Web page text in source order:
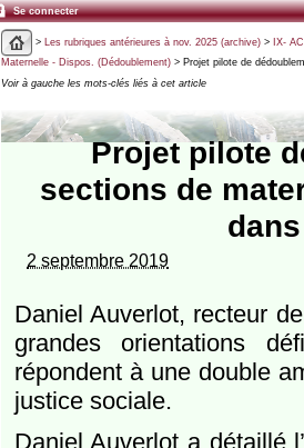
Se connecter
> Les rubriques antérieures à nov. 2025 (archive)> IX-
Maternelle - Dispos. (Dédoublement)> Projet pilote de
Voir à gauche les mots-clés liés à cet article
Projet pilote
sections de
2 septembre 2019
Daniel Auverlot, recteur
grandes orientations
répondent à une double
justice sociale.
Daniel Auverlot a détaillé